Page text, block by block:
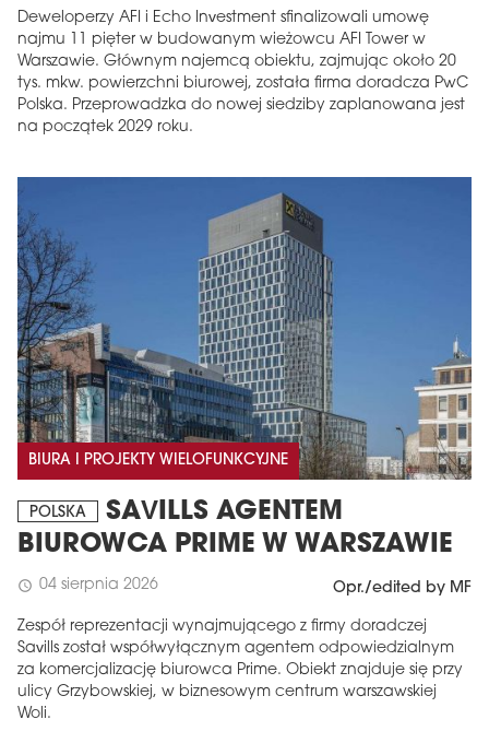
Deweloperzy AFI i Echo Investment sfinalizowali umowę
najmu 11 pięter w budowanym wieżowcu AFI Tower w
Warszawie. Głównym najemcą obiektu, zajmując około 20
tys. mkw. powierzchni biurowej, została firma doradcza PwC
Polska. Przeprowadzka do nowej siedziby zaplanowana jest
na początek 2029 roku.
BIURA I PROJEKTY WIELOFUNKCYJNE
POLSKA
SAVILLS AGENTEM
BIUROWCA PRIME W WARSZAWIE
schedule 04 sierpnia 2026 Opr./edited by MF
Zespół reprezentacji wynajmującego z firmy doradczej
Savills został współwyłącznym agentem odpowiedzialnym
za komercjalizację biurowca Prime. Obiekt znajduje się przy
ulicy Grzybowskiej, w biznesowym centrum warszawskiej
Woli.